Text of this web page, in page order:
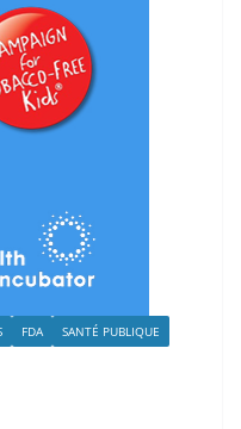
FDA
SANTÉ PUBLIQUE